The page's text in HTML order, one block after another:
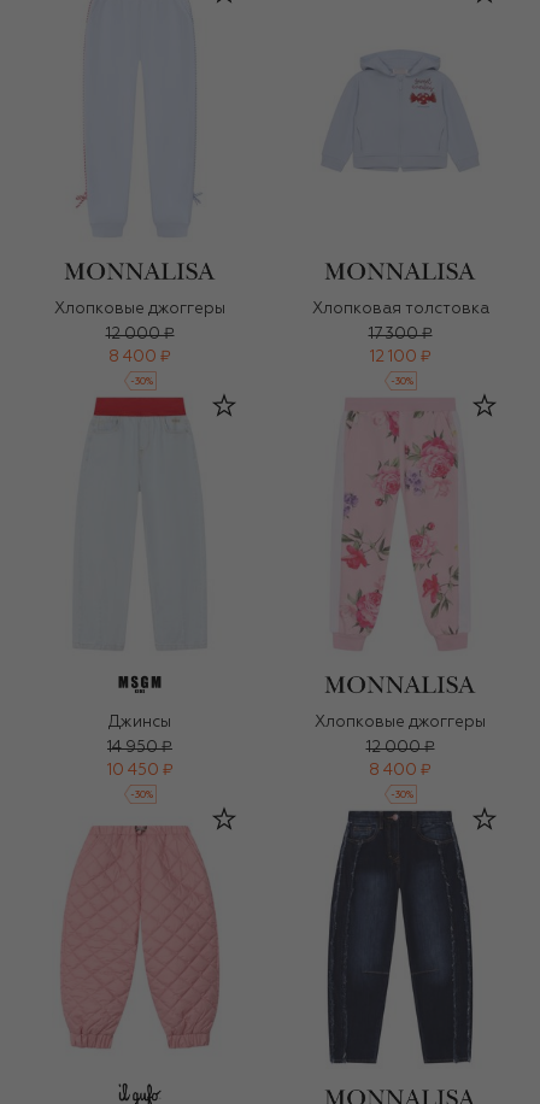
Хлопковые джоггеры
12 000 ₽
8 400 ₽
-30%
Хлопковая толстовка
17 300 ₽
12 100 ₽
-30%
Джинсы
14 950 ₽
10 450 ₽
-30%
Хлопковые джоггеры
12 000 ₽
8 400 ₽
-30%